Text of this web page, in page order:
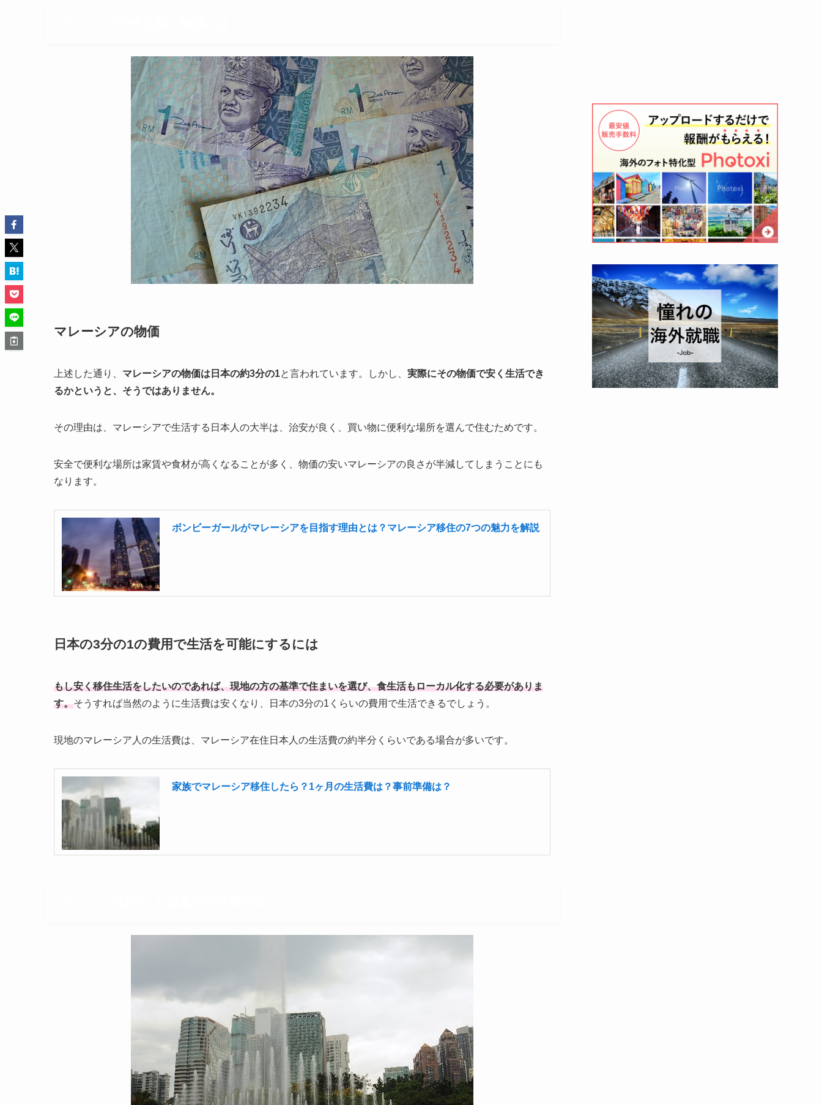
マレーシアの物価
上述した通り、 マレーシアの物価は日本の約3分の1と言われています。しかし、 実際にその物価で安く生活でき
るかというと、そうではありません。
その理由は、マレーシアで生活する日本人の大半は、治安が良く、買い物に便利な場所を選んで住むためです。
安全で便利な場所は家賃や食材が高くなることが多く、物価の安いマレーシアの良さが半減してしまうことにも
なります。
ボンビーガールがマレーシアを目指す理由とは？マレーシア移住の7つの魅力を解説
日本の3分の1の費用で生活を可能にするには
もし安く移住生活をしたいのであれば、現地の方の基準で住まいを選び、食生活もローカル化する必要がありま
す。そうすれば当然のように生活費は安くなり、日本の3分の1くらいの費用で生活できるでしょう。
現地のマレーシア人の生活費は、マレーシア在住日本人の生活費の約半分くらいである場合が多いです。
家族でマレーシア移住したら？1ヶ月の生活費は？事前準備は？